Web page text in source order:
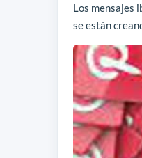
Los mensajes
se están